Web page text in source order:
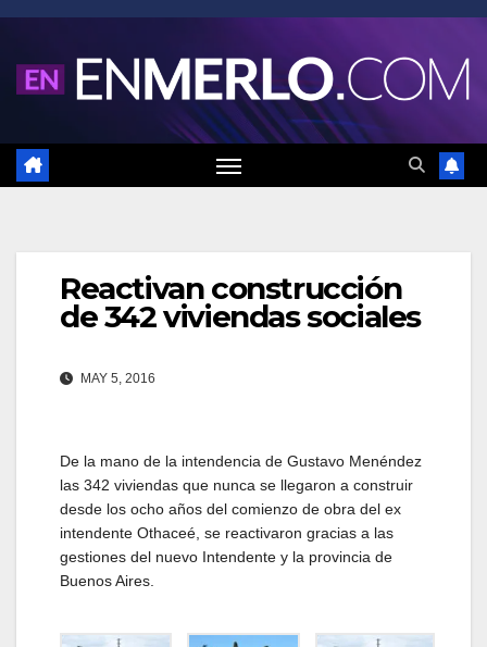
Saltar
contenido
Reactivan construcción
de 342 viviendas sociales
MAY 5, 2016
De la mano de la intendencia de Gustavo Menéndez
las 342 viviendas que nunca se llegaron a construir
desde los ocho años del comienzo de obra del ex
intendente Othaceé, se reactivaron gracias a las
gestiones del nuevo Intendente y la provincia de
Buenos Aires.